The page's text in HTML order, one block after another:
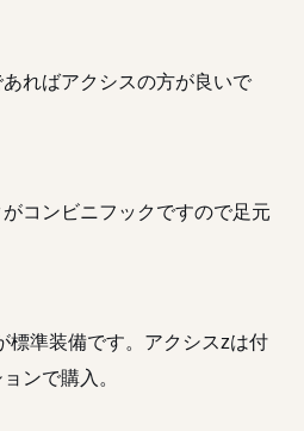
ればアクシスの方が良いで
コンビニフックですので足元
標準装備です。アクシスzは付
ンで購入。